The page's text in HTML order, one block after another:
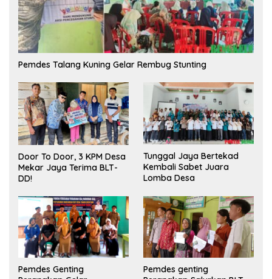
Pemdes Talang Kuning Gelar Rembug Stunting
Door To Door, 3 KPM Desa
Mekar Jaya Terima BLT-
DD!
Tunggal Jaya Bertekad
Kembali Sabet Juara
Lomba Desa
Pemdes Genting
Pemdes genting